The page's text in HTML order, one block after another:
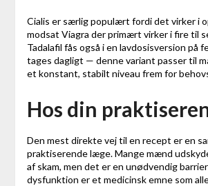
Cialis er særlig populært fordi det virker i
modsat Viagra der primært virker i fire til
Tadalafil fås også i en lavdosisversion på
tages dagligt — denne variant passer til
et konstant, stabilt niveau frem for
Hos din
Den mest direkte vej til en recept er en
praktiserende læge. Mange mænd
af skam, men det er en unødvendig
dysfunktion er et medicinsk emne som